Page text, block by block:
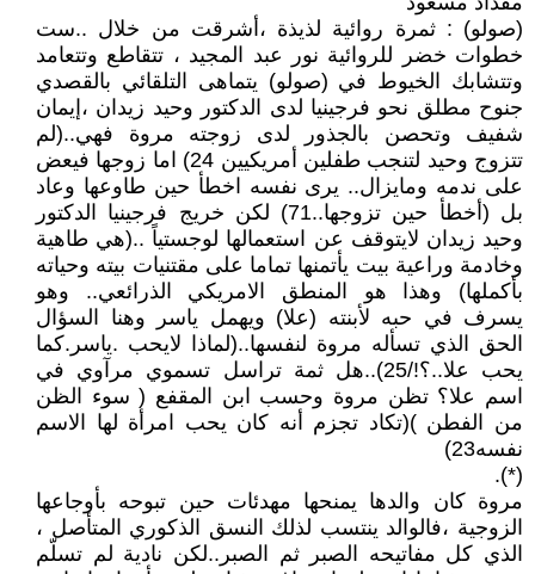
(صولو) : ثمرة روائية لذيذة ،أشرقت من خلال ..ست
خطوات خضر للروائية نور عبد المجيد ، تتقاطع وتتعامد
وتتشابك الخيوط في (صولو) يتماهى التلقائي بالقصدي
جنوح مطلق نحو فرجينيا لدى الدكتور وحيد زيدان ،إيمان
شفيف وتحصن بالجذور لدى زوجته مروة فهي..(لم
تتزوج وحيد لتنجب طفلين أمريكيين 24) اما زوجها فيعض
على ندمه ومايزال.. يرى نفسه اخطأ حين طاوعها وعاد
بل (أخطأ حين تزوجها..71) لكن خريج فرجينيا الدكتور
وحيد زيدان لايتوقف عن استعمالها لوجستياً ..(هي طاهية
وخادمة وراعية بيت يأتمنها تماما على مقتنيات بيته وحياته
بأكملها) وهذا هو المنطق الامريكي الذرائعي.. وهو
يسرف في حبه لأبنته (علا) ويهمل ياسر وهنا السؤال
الحق الذي تسأله مروة لنفسها..(لماذا لايحب .ياسر.كما
يحب علا..؟!/25)..هل ثمة تراسل تسموي مرآوي في
اسم علا؟ تظن مروة وحسب ابن المقفع ( سوء الظن
من الفطن )(تكاد تجزم أنه كان يحب امرأة لها الاسم
نفسه23)
(*).
مروة كان والدها يمنحها مهدئات حين تبوحه بأوجاعها
الزوجية ،فالوالد ينتسب لذلك النسق الذكوري المتأصل ،
الذي كل مفاتيحه الصبر ثم الصبر..لكن نادية لم تسلّم